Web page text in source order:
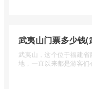
武夷山门票多少钱
武夷山，这个位于福建
地，一直以来都是游客